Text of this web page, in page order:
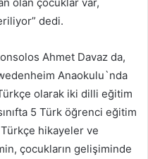
dedi.
Ahmet Davaz da,
Anaokulu`nda
olarak iki dilli eğitim
5 Türk öğrenci eğitim
hikayeler ve
çocukların gelişiminde